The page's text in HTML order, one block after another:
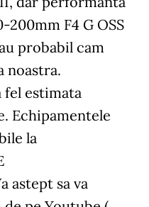
200mm F4 G OSS
probabil cam
noastra.
fel estimata
Echipamentele
la
astept sa va